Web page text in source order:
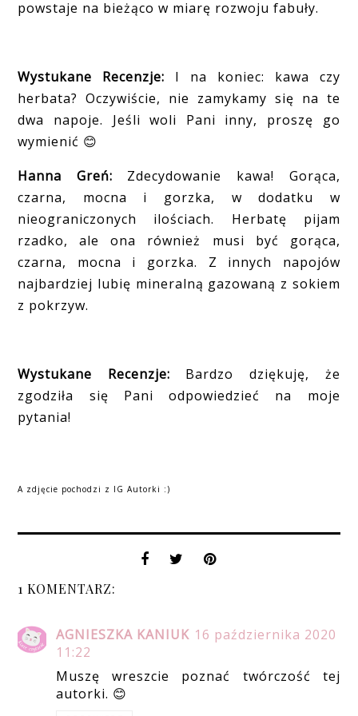
powstaje na bieżąco w miarę rozwoju fabuły.
Wystukane Recenzje: I na koniec: kawa czy
herbata? Oczywiście, nie zamykamy się na te
dwa napoje. Jeśli woli Pani inny, proszę go
wymienić 😊
Hanna Greń: Zdecydowanie kawa! Gorąca,
czarna, mocna i gorzka, w dodatku w
nieograniczonych ilościach. Herbatę pijam
rzadko, ale ona również musi być gorąca,
czarna, mocna i gorzka. Z innych napojów
najbardziej lubię mineralną gazowaną z sokiem
z pokrzyw.
Wystukane Recenzje: Bardzo dziękuję, że
zgodziła się Pani odpowiedzieć na moje
pytania!
A zdjęcie pochodzi z IG Autorki :)
1 KOMENTARZ:
AGNIESZKA KANIUK 16 października 2020
11:22
Muszę wreszcie poznać twórczość tej
autorki. 😊